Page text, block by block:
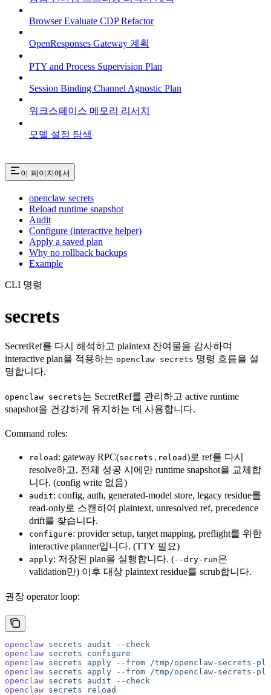
Browser Evaluate CDP Refactor
OpenResponses Gateway 계획
PTY and Process Supervision Plan
Session Binding Channel Agnostic Plan
워크스페이스 메모리 리서치
모델 설정 탐색
이 페이지에서
openclaw secrets
Reload runtime snapshot
Audit
Configure (interactive helper)
Apply a saved plan
Why no rollback backups
Example
CLI 명령
secrets
SecretRef를 다시 해석하고 plaintext 잔여물을 감사하며
interactive plan을 적용하는 openclaw secrets 명령 흐름을 설
명합니다.
openclaw secrets는 SecretRef를 관리하고 active runtime
snapshot을 건강하게 유지하는 데 사용합니다.
Command roles:
reload : gateway RPC(secrets.reload)로 ref를 다시
resolve하고, 전체 성공 시에만 runtime snapshot을 교체합
니다. (config write 없음)
audit: config, auth, generated-model store, legacy residue를
read-only로 스캔하여 plaintext, unresolved ref, precedence
drift를 찾습니다.
configure: provider setup, target mapping, preflight를 위한
interactive planner입니다. (TTY 필요)
apply: 저장된 plan을 실행합니다. (--dry-run은
validation만) 이후 대상 plaintext residue를 scrub합니다.
권장 operator loop:
openclaw secrets audit --check
openclaw secrets configure
openclaw secrets apply --from /tmp/openclaw-secrets-
openclaw secrets apply --from /tmp/openclaw-secrets-
openclaw secrets audit --check
openclaw secrets reload